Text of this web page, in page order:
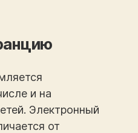
и на
Электронный
от